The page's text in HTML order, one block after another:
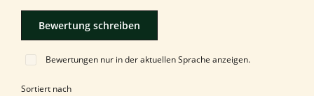
Bewertung schreiben
Bewertungen nur in der aktuellen Sprache anzeigen.
Sortiert nach